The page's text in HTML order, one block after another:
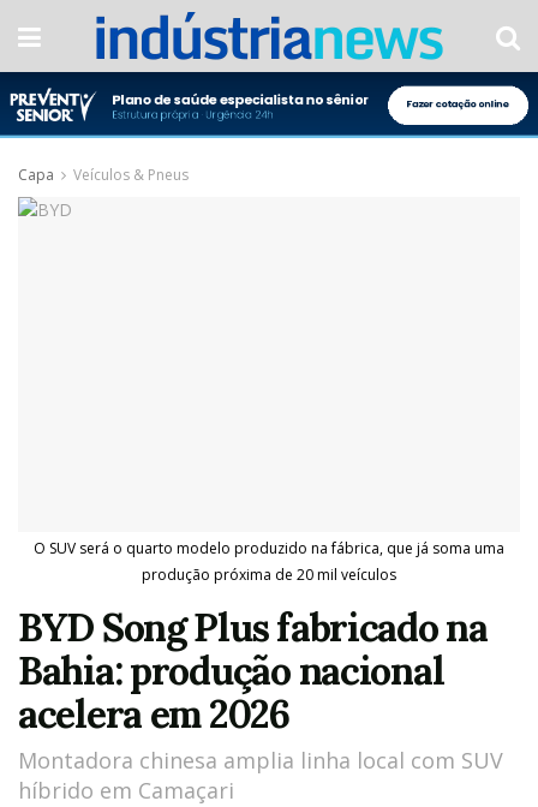
Capa Veículos & Pneus
O SUV será o quarto modelo produzido na fábrica, que já soma uma
produção próxima de 20 mil veículos
BYD Song Plus fabricado na
Bahia: produção nacional
acelera em 2026
Montadora chinesa amplia linha local com SUV
híbrido em Camaçari